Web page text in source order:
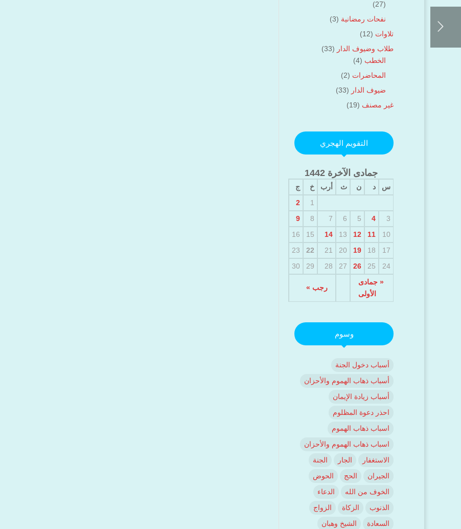
(27)
نفحات رمضانية (3)
تلاوات (12)
طلاب وضيوف الدار (33)
الخطب (4)
المحاضرات (2)
ضيوف الدار (33)
غير مصنف (19)
التقويم الهجري
جمادى الآخرة 1442
س د ن ث أرب خ ج
« جمادى
الأولى
رجب »
1
2
3
4
5
6
7
8
9
10
11
12
13
14
15
16
17
18
19
20
21
22
23
24
25
26
27
28
29
30
وسوم
أسباب دخول الجنة
أسباب ذهاب الهموم والأحزان
أسباب زيادة الإيمان
احذر دعوة المظلوم
اسباب ذهاب الهموم
اسباب ذهاب الهموم والأحزان
الاستغفار
الجار
الجنة
الجيران
الحج
الحوض
الخوف من الله
الدعاء
الذنوب
الزكاة
الزواج
السعادة
الشيخ وهبان